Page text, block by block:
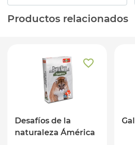
Productos relacionados
Desafíos de la
naturaleza Ámérica